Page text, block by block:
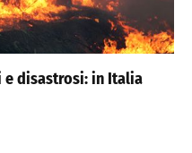
e disastrosi: in Italia